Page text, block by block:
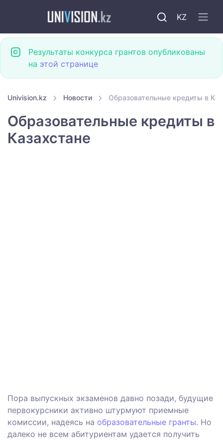
KZ
Результаты конкурса грантов опубликованы
на этой странице
Univision.kz Новости Образовательные кредиты в
Образовательные кредиты в
Казахстане
Пора выпускных экзаменов давно позади, будущие
первокурсники активно штурмуют приемные
комиссии, надеясь на образовательные гранты. Но
далеко не всем абитуриентам удается получить